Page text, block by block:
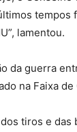
lamentou.
da guerra
na Faixa
tiros e